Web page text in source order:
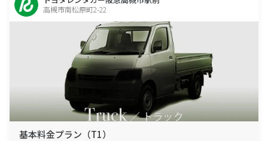
高槻市南松原町2-22
基本料金プラン（T1）